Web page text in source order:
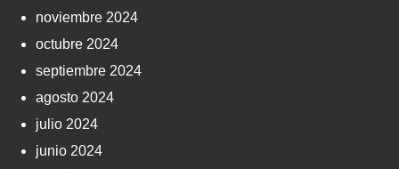
noviembre 2024
octubre 2024
septiembre 2024
agosto 2024
julio 2024
junio 2024